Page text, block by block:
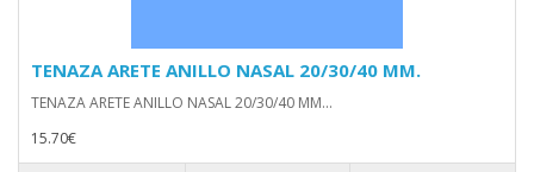
TENAZA ARETE ANILLO NASAL 20/30/40 MM.
TENAZA ARETE ANILLO NASAL 20/30/40 MM...
15.70€